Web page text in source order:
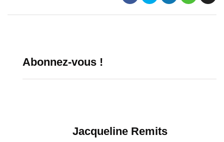
Abonnez-vous !
Jacqueline Remits